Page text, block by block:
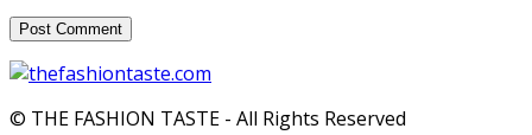
© THE FASHION TASTE - All Rights Reserved